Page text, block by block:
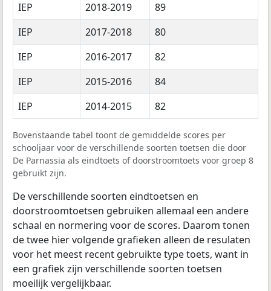
IEP
2018-2019
89
IEP
2017-2018
80
IEP
2016-2017
82
IEP
2015-2016
84
IEP
2014-2015 82
Bovenstaande tabel toont de gemiddelde scores per
schooljaar voor de verschillende soorten toetsen die door
De Parnassia als eindtoets of doorstroomtoets voor groep 8
gebruikt zijn.
De verschillende soorten eindtoetsen en
doorstroomtoetsen gebruiken allemaal een andere
schaal en normering voor de scores. Daarom tonen
de twee hier volgende grafieken alleen de resulaten
voor het meest recent gebruikte type toets, want in
een grafiek zijn verschillende soorten toetsen
moeilijk vergelijkbaar.